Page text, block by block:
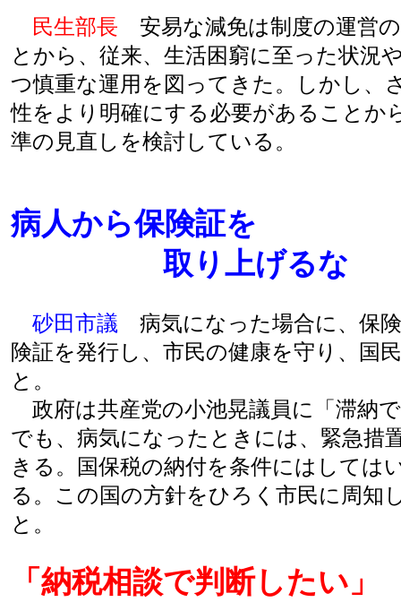
民生部長 安易な減免は制度の運営
とから、従来、生活困窮に至った状況
つ慎重な運用を図ってきた。しかし、
性をより明確にする必要があることか
準の見直しを検討している。
病人から保険証を
取り上げるな
砂田市議 病気になった場合に、保
険証を発行し、市民の健康を守り、国
と。
政府は共産党の小池晃議員に「滞納
でも、病気になったときには、緊急措
きる。国保税の納付を条件にはしては
る。この国の方針をひろく市民に周知
と。
「納税相談で判断した